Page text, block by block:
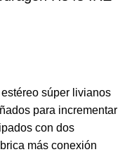
súper livianos
para incrementar
con dos
más conexión